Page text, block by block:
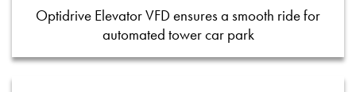
Optidrive Elevator VFD ensures a smooth ride for
automated tower car park